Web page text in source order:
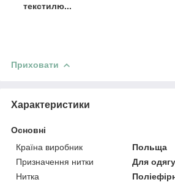
текстилю...
Приховати
Характеристики
Основні
Країна виробник
Польща
Призначення нитки
Для
Нитка